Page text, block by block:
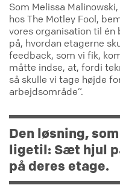
Som Melissa
hos The Motley Fool,
vores organisation til
på, hvordan etagerne
feedback, som vi fik,
måtte indse, at, fordi
så skulle vi tage højde
arbejdsområde”.
Den løsning,
ligetil: Sæt hjul
på deres etage.